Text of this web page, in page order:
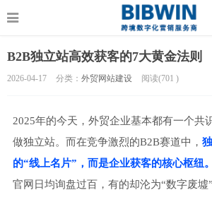
B2B独立站高效获客的7大黄金法则
2026-04-17 分类： 外贸网站建设 阅读(701 )
2025年的今天，外贸企业基本都有一个共
做独立站。而在竞争激烈的B2B赛道中，
的“线上名片”，而是企业获客的核心枢纽。
官网日均询盘过百，有的却沦为“数字废墟